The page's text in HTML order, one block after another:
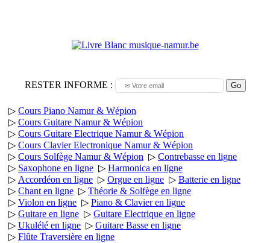
RESTER INFORME : Go
▷ Cours Piano Namur & Wépion
▷ Cours Guitare Namur & Wépion
▷ Cours Guitare Electrique Namur & Wépion
▷ Cours Clavier Electronique Namur & Wépion
▷ Cours Solfège Namur & Wépion ▷ Contrebasse en ligne
▷ Saxophone en ligne ▷ Harmonica en ligne
▷ Accordéon en ligne ▷ Orgue en ligne ▷ Batterie en ligne
▷ Chant en ligne ▷ Théorie & Solfège en ligne
▷ Violon en ligne ▷ Piano & Clavier en ligne
▷ Guitare en ligne ▷ Guitare Electrique en ligne
▷ Ukulélé en ligne ▷ Guitare Basse en ligne
▷ Flûte Traversière en ligne